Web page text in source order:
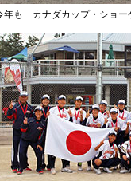
年も「カナダカップ・ショー